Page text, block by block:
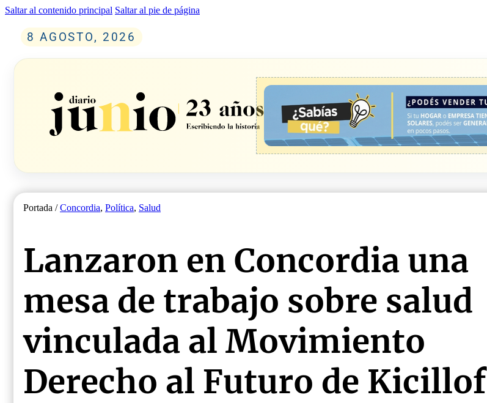
Saltar al contenido principal Saltar al pie de página
8 AGOSTO, 2026
Portada /Concordia, Política, Salud
Lanzaron en Concordia una
mesa de trabajo sobre salud
vinculada al Movimiento
Derecho al Futuro de Kicillof